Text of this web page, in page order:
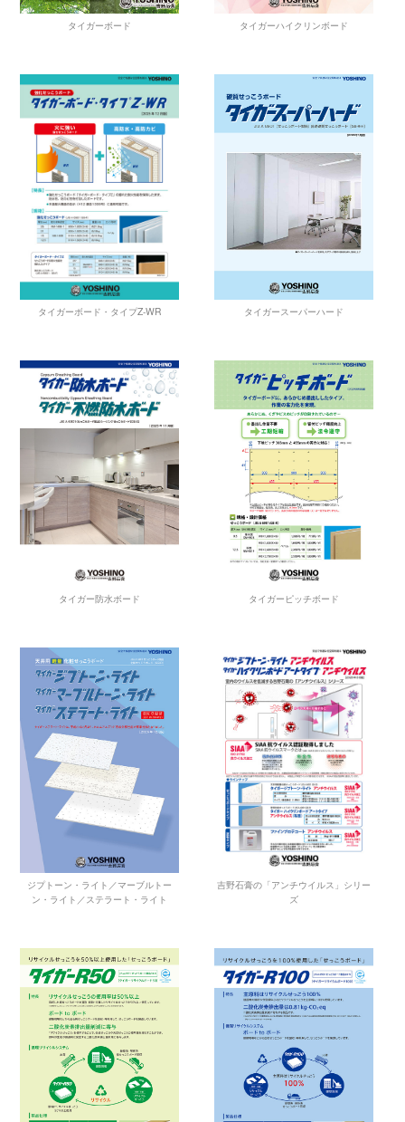
タイガーボード タイガーハイクリンボード
タイガーボード・タイプZ-WR タイガースーパーハード
タイガー防水ボード タイガーピッチボード
ジプトーン・ライト／マーブルトー
ン・ライト／ステラート・ライト
吉野石膏の「アンチウイルス」シリー
ズ